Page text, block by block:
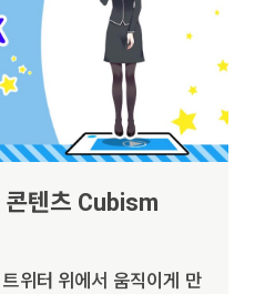
텐츠 Cubism
위터 위에서 움직이게 만